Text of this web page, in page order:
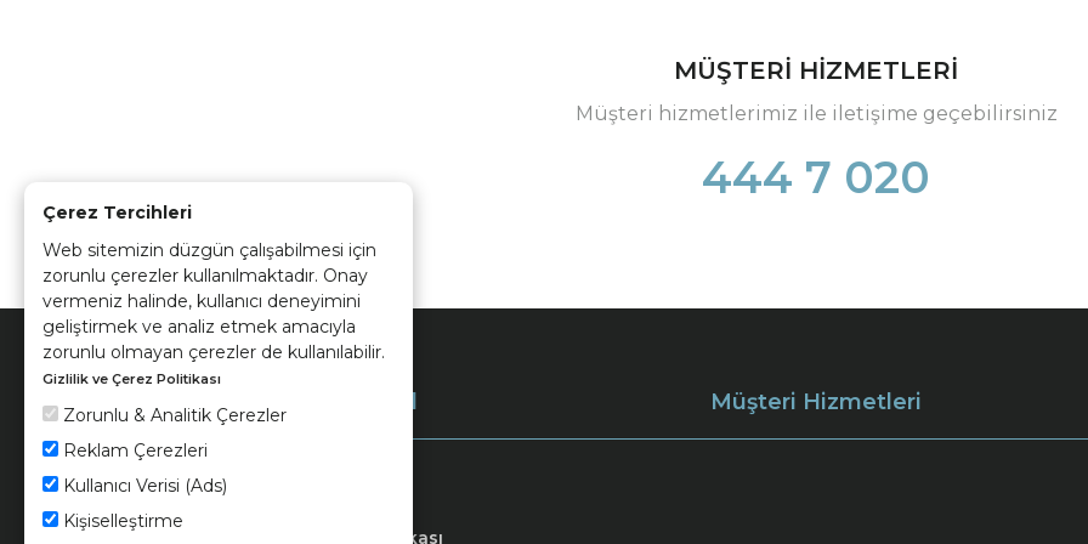
Çerez Tercihleri
Web sitemizin düzgün çalışabilmesi için
zorunlu çerezler kullanılmaktadır. Onay
vermeniz halinde, kullanıcı deneyimini
geliştirmek ve analiz etmek amacıyla
zorunlu olmayan çerezler de kullanılabilir.
Gizlilik ve Çerez Politikası
Zorunlu & Analitik Çerezler
Reklam Çerezleri
Kullanıcı Verisi (Ads)
Kişiselleştirme
MÜŞTERİ HİZMETLERİ
Müşteri hizmetlerimiz ile iletişime geçebilirsiniz
444 7 020
Müşteri Hizmetleri
Kvkk ve Çerez Politikası